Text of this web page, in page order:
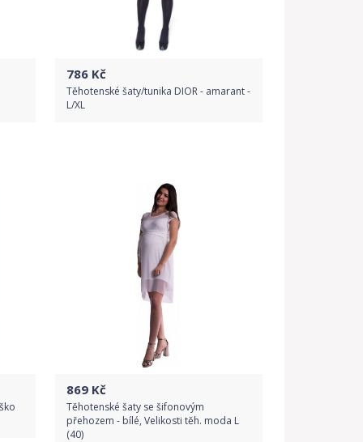
786 Kč
Těhotenské šaty/tunika DIOR - amarant -
L/XL
Detail produktu
869 Kč
Těhotenské šaty se šifonovým
přehozem - bílé, Velikosti těh. moda L
(40)